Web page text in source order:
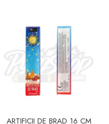
ARTIFICII DE BRAD 16 CM